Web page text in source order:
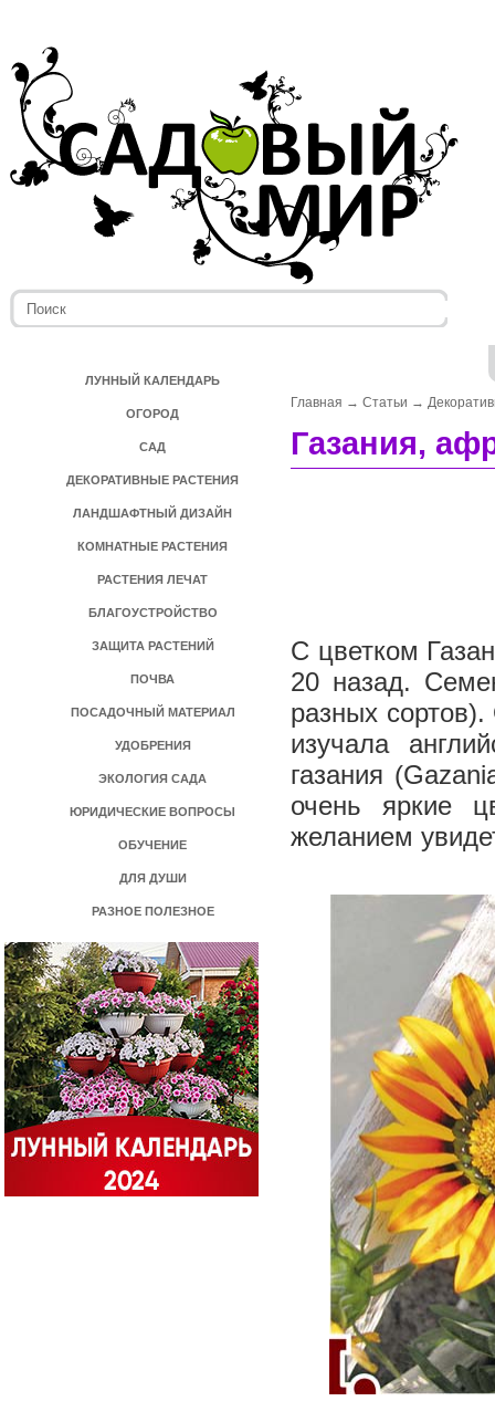
ЛУННЫЙ КАЛЕНДАРЬ
ОГОРОД
САД
ДЕКОРАТИВНЫЕ РАСТЕНИЯ
ЛАНДШАФТНЫЙ ДИЗАЙН
КОМНАТНЫЕ РАСТЕНИЯ
РАСТЕНИЯ ЛЕЧАТ
БЛАГОУСТРОЙСТВО
ЗАЩИТА РАСТЕНИЙ
ПОЧВА
ПОСАДОЧНЫЙ МАТЕРИАЛ
УДОБРЕНИЯ
ЭКОЛОГИЯ САДА
ЮРИДИЧЕСКИЕ ВОПРОСЫ
ОБУЧЕНИЕ
ДЛЯ ДУШИ
РАЗНОЕ ПОЛЕЗНОЕ
Главная → Статьи →
Газания,
С цветком
20 назад.
разных
изучала
газания
очень яркие
желанием